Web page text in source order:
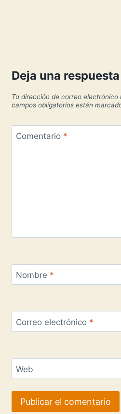
Deja una respuesta
Tu dirección de correo electrónico
campos obligatorios están
Comentario *
Nombre *
Correo electrónico *
Web